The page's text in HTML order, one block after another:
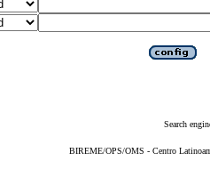
Search
BIREME/OPS/OMS - Centro